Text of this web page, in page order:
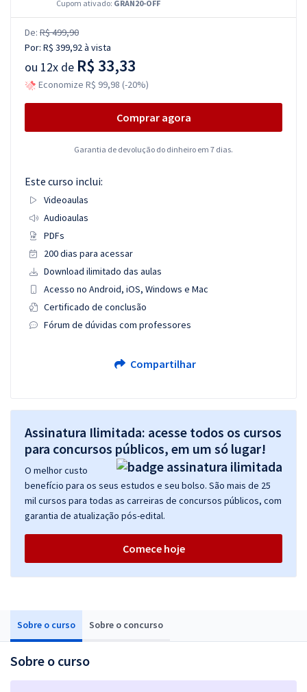
Sobre o curso Sobre o concurso
Sobre o curso
Cupom ativado: GRAN20-OFF
De: R$ 499,90
Por: R$ 399,92à vista
ou 12x de R$ 33,33
Economize R$ 99,98 (-20%)
Comprar agora
Garantia de devolução do dinheiro em 7 dias.
Este curso inclui:
Videoaulas
Audioaulas
PDFs
200 dias para acessar
Download ilimitado das aulas
Acesso no Android, iOS, Windows e Mac
Certificado de conclusão
Fórum de dúvidas com professores
Compartilhar
Assinatura Ilimitada: acesse todos os cursos
para concursos públicos, em um só lugar!
O melhor custo
benefício para os seus estudos e seu bolso. São mais de 25
mil cursos para todas as carreiras de concursos públicos, com
garantia de atualização pós-edital.
Comece hoje